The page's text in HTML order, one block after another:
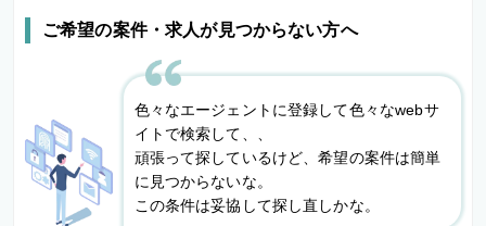
ご希望の案件・求人が見つからない方へ
色々なエージェントに登録して色々なwebサ
イトで検索して、、
頑張って探しているけど、希望の案件は簡単
に見つからないな。
この条件は妥協して探し直しかな。